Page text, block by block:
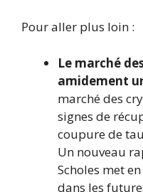
Pour aller plus loin :
Le marché
amidement
marché des
signes de
coupure de
Un nouveau
Scholes met
dans les